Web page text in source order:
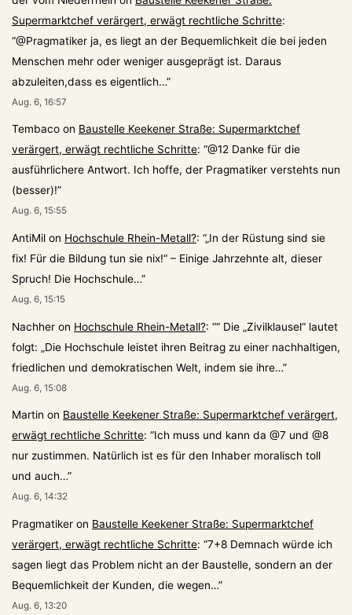
Supermarktchef verärgert, erwägt rechtliche Schritte:
“@Pragmatiker ja, es liegt an der Bequemlichkeit die bei jeden
Menschen mehr oder weniger ausgeprägt ist. Daraus
abzuleiten,dass es eigentlich…”
Aug. 6, 16:57
Tembaco on Baustelle Keekener Straße: Supermarktchef
verärgert, erwägt rechtliche Schritte: “@12 Danke für die
ausführlichere Antwort. Ich hoffe, der Pragmatiker verstehts nun
(besser)!”
Aug. 6, 15:55
AntiMil on Hochschule Rhein-Metall?: “„In der Rüstung sind sie
fix! Für die Bildung tun sie nix!“ – Einige Jahrzehnte alt, dieser
Spruch! Die Hochschule…”
Aug. 6, 15:15
Nachher on Hochschule Rhein-Metall?: ““ Die „Zivilklausel“ lautet
folgt: „Die Hochschule leistet ihren Beitrag zu einer nachhaltigen,
friedlichen und demokratischen Welt, indem sie ihre…”
Aug. 6, 15:08
Martin on Baustelle Keekener Straße: Supermarktchef verärgert,
erwägt rechtliche Schritte: “Ich muss und kann da @7 und @8
nur zustimmen. Natürlich ist es für den Inhaber moralisch toll
und auch…”
Aug. 6, 14:32
Pragmatiker on Baustelle Keekener Straße: Supermarktchef
verärgert, erwägt rechtliche Schritte: “7+8 Demnach würde ich
sagen liegt das Problem nicht an der Baustelle, sondern an der
Bequemlichkeit der Kunden, die wegen…”
Aug. 6, 13:20